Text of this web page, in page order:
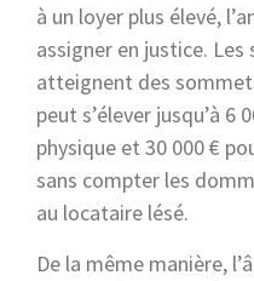
à un loyer plus élevé,
assigner en justice.
atteignent des
peut s’élever jusqu’à 6
physique et 30 000 €
sans compter les
au locataire lésé.
De la même manière,